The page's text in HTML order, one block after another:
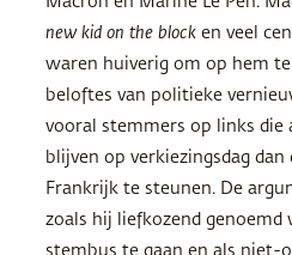
new kid on the block en veel
waren huiverig om op hem
beloftes van politieke
vooral stemmers op links die
blijven op verkiezingsdag
Frankrijk te steunen. De
zoals hij liefkozend genoemd